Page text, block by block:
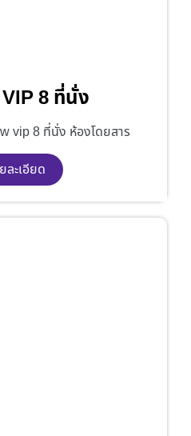
8 ที่นั่ง
vip 8 ที่นั่ง ห้องโดยสาร
ละเอียด